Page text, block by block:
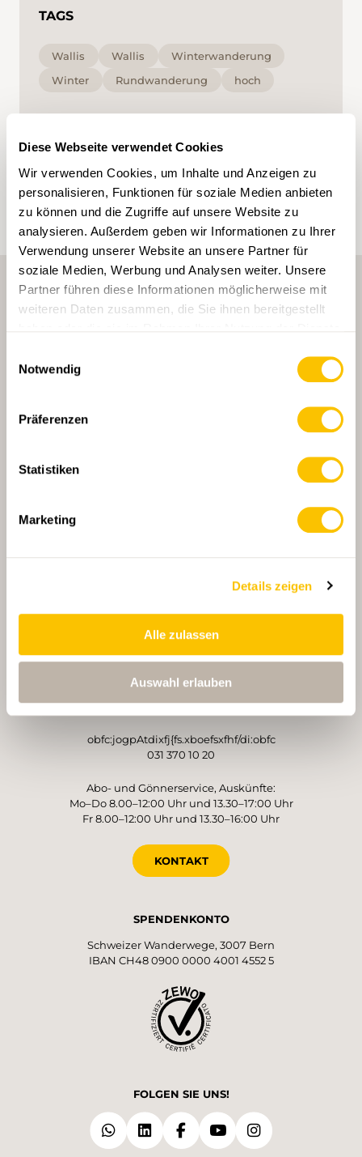
Diese Webseite verwendet Cookies
Wir verwenden Cookies, um Inhalte und Anzeigen zu
personalisieren, Funktionen für soziale Medien anbieten
zu können und die Zugriffe auf unsere Website zu
analysieren. Außerdem geben wir Informationen zu Ihrer
Verwendung unserer Website an unsere Partner für
soziale Medien, Werbung und Analysen weiter. Unsere
Partner führen diese Informationen möglicherweise mit
weiteren Daten zusammen, die Sie ihnen bereitgestellt
Notwendig
Präferenzen
Statistiken
Marketing
Details zeigen
Alle zulassen
Auswahl erlauben
TAGS
Wallis Wallis
Winterwanderung
Winter
Rundwanderung hoch
Interessen zugeschnittenen Content vorgeschlagen.
Tags können nur in einem Account gespeichert
werden.
Schweizer Wanderwege
Monbijoustrasse 61
3007 Bern
obfc:jogpAtdixfj{fs.xboefsxfhf/di:obfc
031 370 10 20
Abo- und Gönnerservice, Auskünfte:
Mo–Do 8.00–12:00 Uhr und 13.30–17:00 Uhr
Fr 8.00–12:00 Uhr und 13.30–16:00 Uhr
KONTAKT
SPENDENKONTO
Schweizer Wanderwege, 3007 Bern
IBAN CH48 0900 0000 4001 4552 5
FOLGEN SIE UNS!